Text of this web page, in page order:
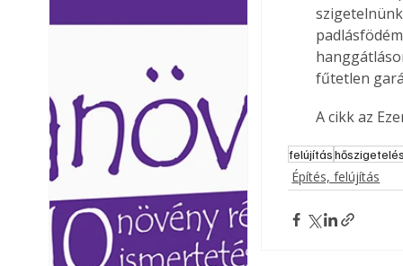
Ezermester
Laptapir kényelmes
mert: – t
fűtetlen
A cikk az
felújításhőszigetelés
Építés, felújítás